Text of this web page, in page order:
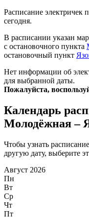
Расписание электричек
сегодня.
В расписании указан
с остановочного пункта
остановочный пункт
Нет информации об
для выбранной даты.
Пожалуйста,
Календарь
Молодёжная –
Чтобы узнать
другую дату, выберите
Август 2026
Пн
Вт
Ср
Чт
Пт